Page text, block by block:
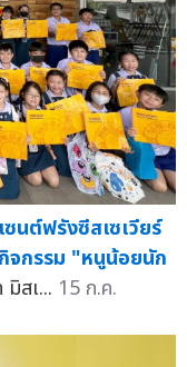
ซนต์ฟรังซีสเซเวียร์
จกรรม "หนูน้อยนัก
สเ... 15 ก.ค.